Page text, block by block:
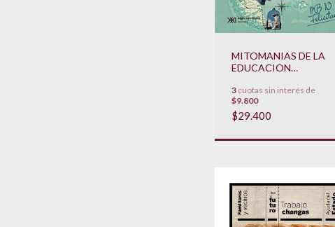
MITOMANIAS DE LA
EDUCACION
3 cuotas sin interés de
$9.800
$29.400